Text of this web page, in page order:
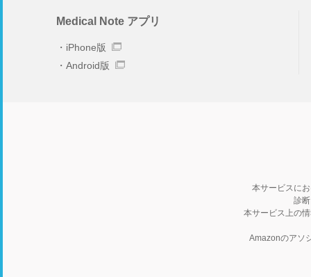
Medical Note アプリ
iPhone版
Android版
本サービスに
診
本サービス上の
Amazonのアソ